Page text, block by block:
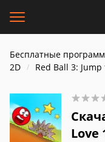
Бесплатные
2D
Red Ball 3:
Love